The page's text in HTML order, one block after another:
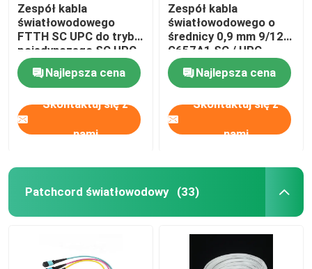
Sprzęt do testowania włókien
Zespół kabla
światłowodowego
FTTH SC UPC do trybu
pojedynczego SC UPC
Najlepsza cena
Skontaktuj się z
nami
Zespół kabla
światłowodowego o
średnicy 0,9 mm 9/125
G657A1 SC / UPC
Simplex Polished White
Najlepsza cena
Skontaktuj się z
nami
Patchcord światłowodowy (33)